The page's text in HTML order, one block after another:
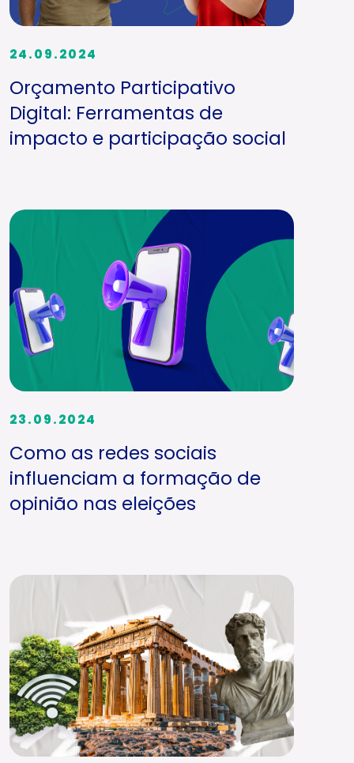
24.09.2024
Orçamento Participativo
Digital: Ferramentas de
impacto e participação social
23.09.2024
Como as redes sociais
influenciam a formação de
opinião nas eleições